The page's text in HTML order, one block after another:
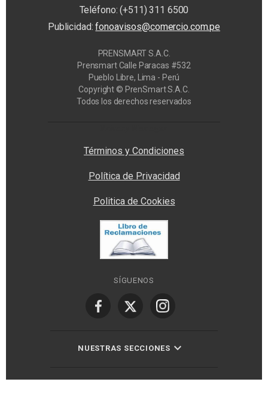
Teléfono: (+511) 311 6500
Publicidad:fonoavisos@comercio.com.pe
PRENSMART S.A.C.
Prensmart Calle Paracas #532
Pueblo Libre, Lima - Perú
Copyright © PrenSmart S.A.C.
Todos los derechos reservados
Términos y Condiciones
Política de Privacidad
Politica de Cookies
SÍGUENOS
NUESTRAS SECCIONES